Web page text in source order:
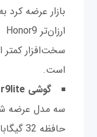
است.
گوشی Honor9lite